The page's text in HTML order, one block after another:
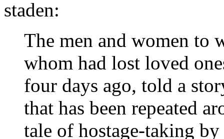
staden:
The men and women to
whom had lost loved
four days ago, told a
that has been repeated
tale of hostage-taking